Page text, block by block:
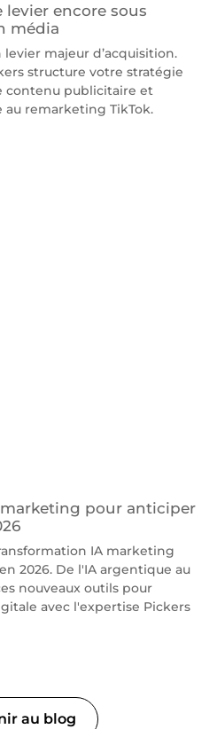
levier encore sous
média
majeur d’acquisition.
structure votre stratégie
contenu publicitaire et
au remarketing TikTok.
pour anticiper
IA marketing
2026. De l'IA argentique au
nouveaux outils pour
avec l'expertise Pickers
au blog